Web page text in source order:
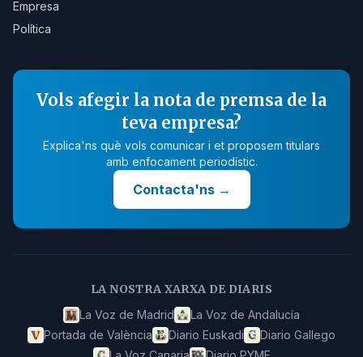
Empresa
Política
Vols afegir la nota de premsa de la
teva empresa?
Explica'ns què vols comunicar i et proposem titulars
amb enfocament periodístic.
Contacta'ns→
LA NOSTRA XARXA DE DIARIS
La Voz de Madrid
La Voz de Andalucía
Portada de València
Diario Euskadi
Diario Gallego